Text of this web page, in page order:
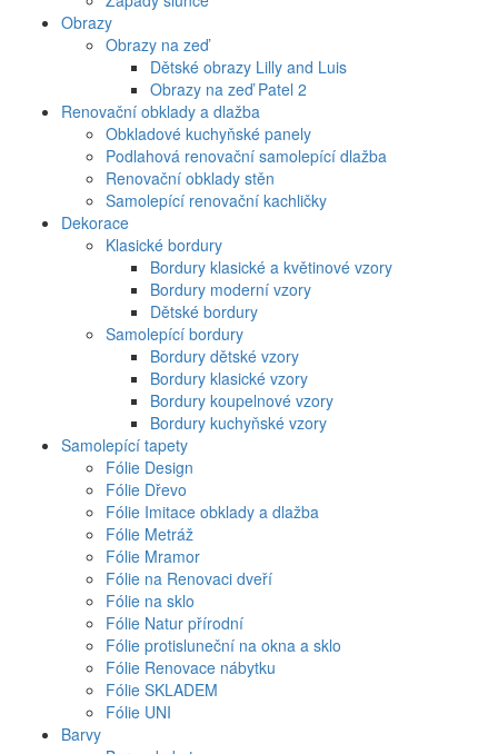
Obrazy
Obrazy na zeď
Dětské obrazy Lilly and Luis
Obrazy na zeď Patel 2
Renovační obklady a dlažba
Obkladové kuchyňské panely
Podlahová renovační samolepící dlažba
Renovační obklady stěn
Samolepící renovační kachličky
Dekorace
Klasické bordury
Bordury klasické a květinové vzory
Bordury moderní vzory
Dětské bordury
Samolepící bordury
Bordury dětské vzory
Bordury klasické vzory
Bordury koupelnové vzory
Bordury kuchyňské vzory
Samolepící tapety
Fólie Design
Fólie Dřevo
Fólie Imitace obklady a dlažba
Fólie Metráž
Fólie Mramor
Fólie na Renovaci dveří
Fólie na sklo
Fólie Natur přírodní
Fólie protisluneční na okna a sklo
Fólie Renovace nábytku
Fólie SKLADEM
Fólie UNI
Barvy